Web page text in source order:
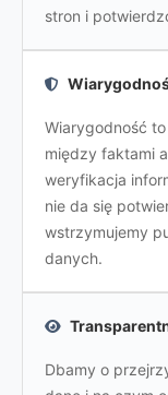
stron i
Wiarygodność
między faktami
weryfikacja
nie da się
wstrzymujemy
danych.
Dbamy o